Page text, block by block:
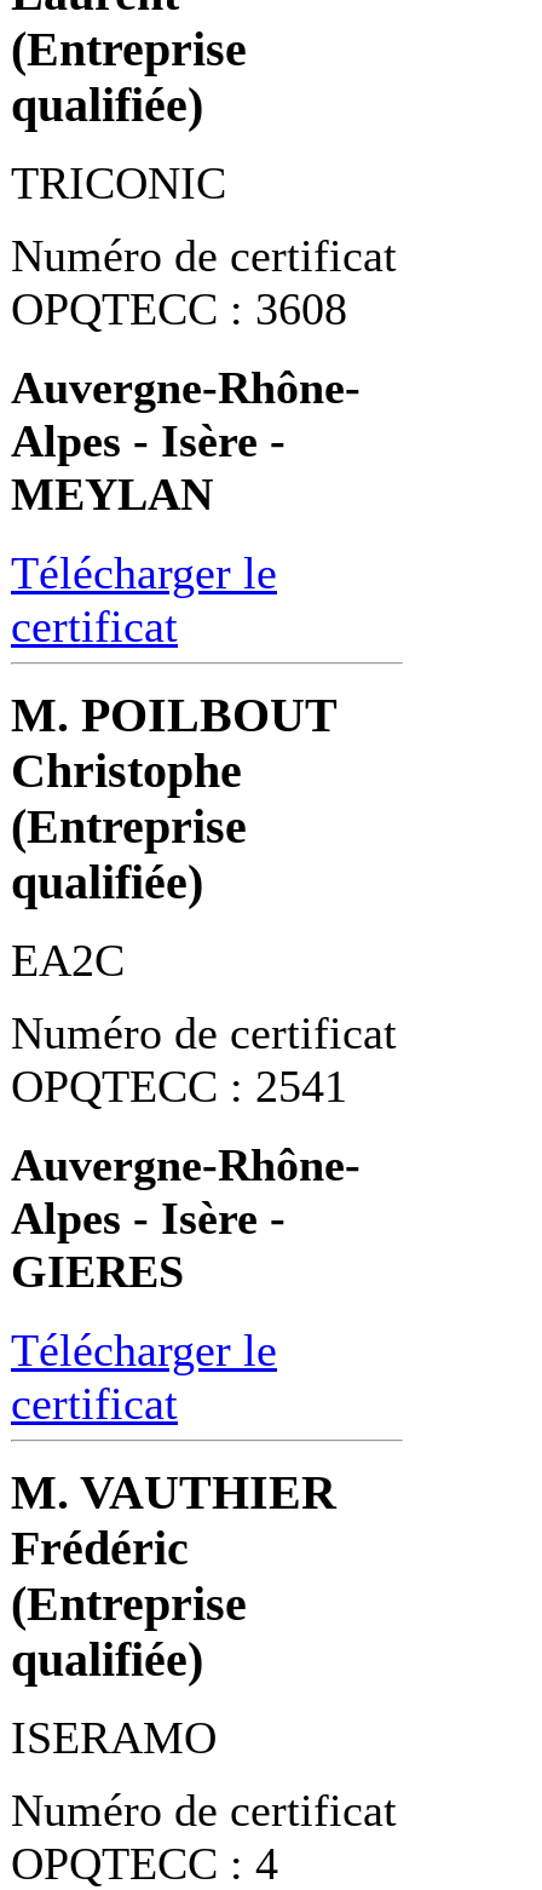
(Entreprise
qualifiée)
TRICONIC
Numéro de certificat
OPQTECC : 3608
Auvergne-Rhône-
Alpes - Isère -
MEYLAN
Télécharger le
certificat
M. POILBOUT
Christophe
(Entreprise
qualifiée)
EA2C
Numéro de certificat
OPQTECC : 2541
Auvergne-Rhône-
Alpes - Isère -
GIERES
Télécharger le
certificat
M. VAUTHIER
Frédéric
(Entreprise
qualifiée)
ISERAMO
Numéro de certificat
OPQTECC : 4